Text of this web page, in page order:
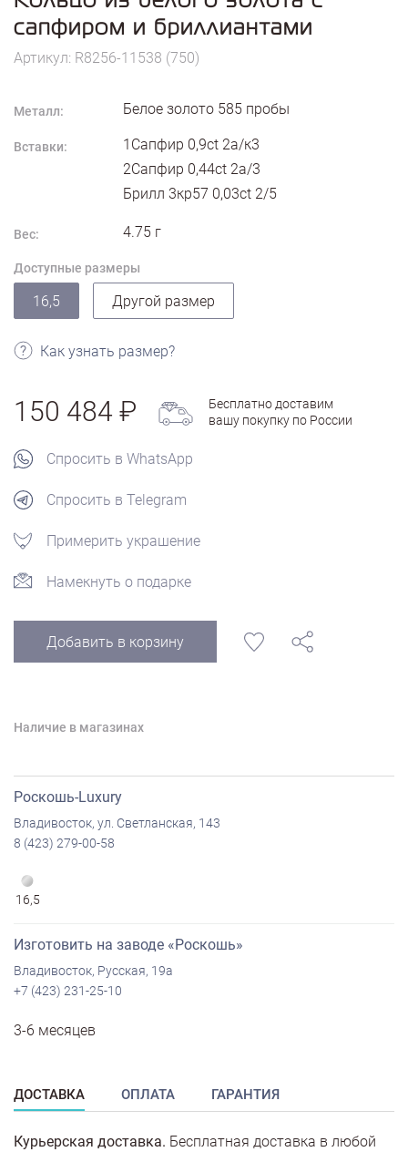
сапфиром и бриллиантами
Артикул: R8256-11538 (750)
Металл: Белое золото 585 пробы
Вставки:
1Сапфир 0,9ct 2а/к3
2Сапфир 0,44ct 2а/3
Брилл 3кр57 0,03ct 2/5
Вес: 4.75 г
Доступные размеры
16,5 Другой размер
Как узнать размер?
150 484
Бесплатно доставим
вашу покупку по России
Спросить в WhatsApp
Спросить в Telegram
Примерить украшение
Намекнуть о подарке
Добавить в корзину
Наличие в магазинах
Роскошь-Luxury
Владивосток, ул. Светланская, 143
8 (423) 279-00-58
16,5
Изготовить на заводе «Роскошь»
Владивосток, Русская, 19а
+7 (423) 231-25-10
3-6 месяцев
ДОСТАВКА ОПЛАТА ГАРАНТИЯ
Курьерская доставка. Бесплатная доставка в любой